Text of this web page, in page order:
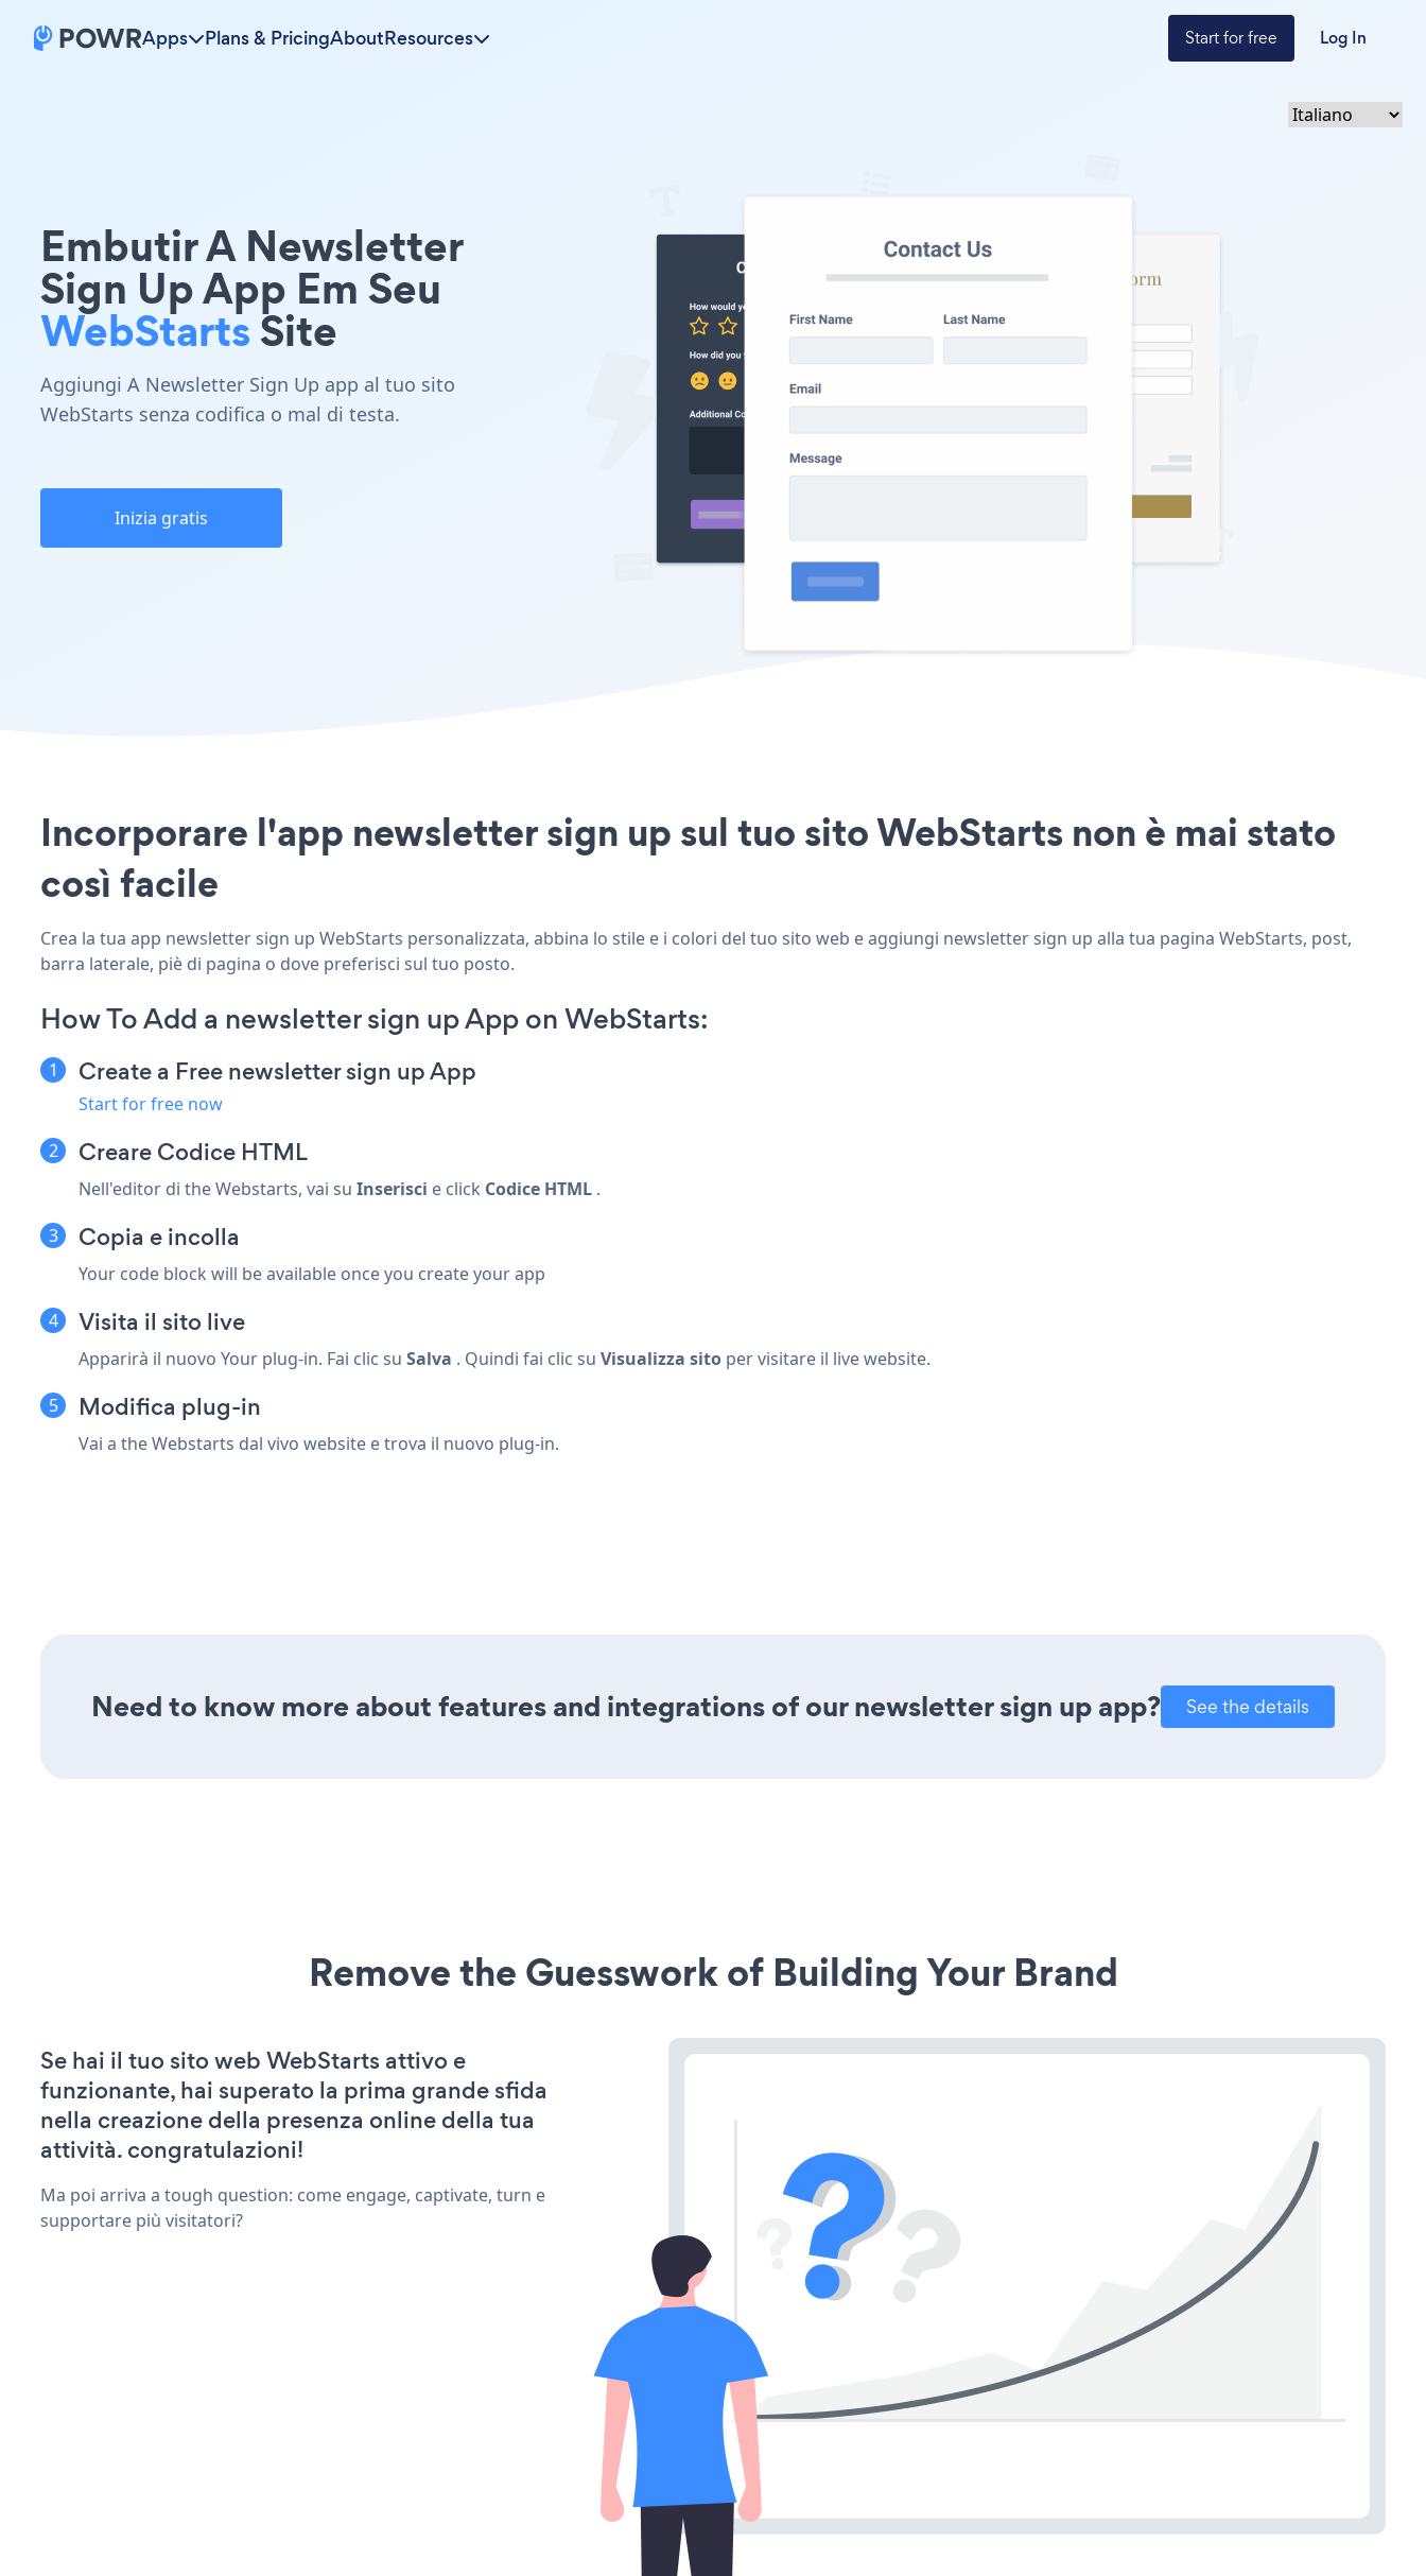
Apps Plans & PricingAboutResources Start for free Log In
Embutir A Newsletter
Sign Up App Em Seu
WebStartsSite
Aggiungi A Newsletter Sign Up app al tuo sito
WebStarts senza codifica o mal di testa.
Inizia gratis
Incorporare l'app newsletter sign up sul tuo sito WebStarts non è mai stato
così facile
Crea la tua app newsletter sign up WebStarts personalizzata, abbina lo stile e i colori del tuo sito web e aggiungi newsletter sign up alla tua pagina WebStarts, post,
barra laterale, piè di pagina o dove preferisci sul tuo posto.
How To Add a newsletter sign up App on WebStarts:
Create a Free newsletter sign up App
Start for free now
CreareCodice HTML
Nell'editor di the Webstarts, vai su Inserisci e click Codice HTML .
Copia e incolla
Your code block will be available once you create your app
Visita il sito live
Apparirà il nuovo Your plug-in. Fai clic su Salva . Quindi fai clic su Visualizza sito per visitare il live website.
Modifica plug-in
Vai a the Webstarts dal vivo website e trova il nuovo plug-in.
Need to know more about features and integrations of our newsletter sign up app? See the details
Remove the Guesswork of Building Your Brand
Se hai il tuo sito web WebStarts attivo e
funzionante, hai superato la prima grande sfida
nella creazione della presenza online della tua
attività. congratulazioni!
Ma poi arriva a tough question: come engage, captivate, turn e
supportare più visitatori?